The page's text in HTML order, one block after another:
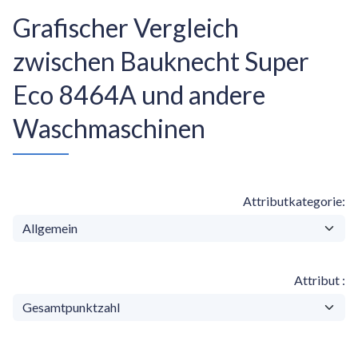
Grafischer Vergleich
zwischen Bauknecht Super
Eco 8464A und andere
Waschmaschinen
Attributkategorie
Attribut